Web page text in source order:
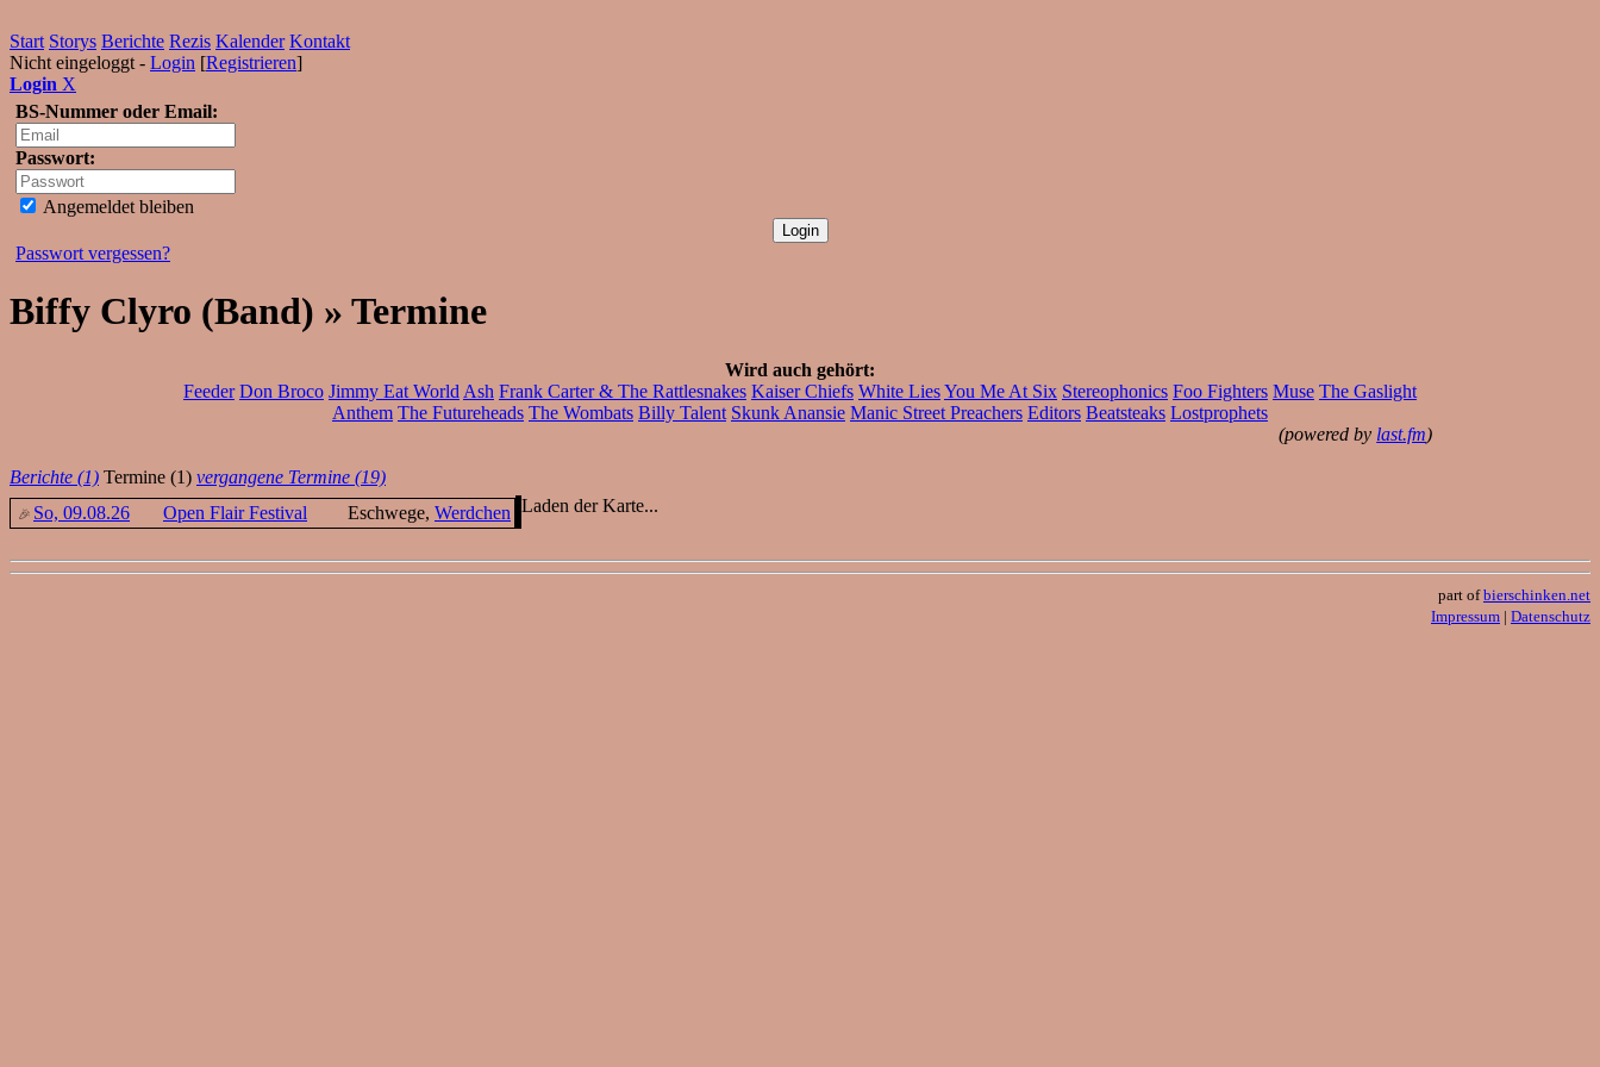
Start Storys Berichte Rezis Kalender Kontakt
Nicht eingeloggt - Login [Registrieren]
Login X
BS-Nummer oder Email:
Passwort:
Angemeldet bleiben
Passwort vergessen?
Biffy Clyro (Band) » Termine
Wird auch gehört:
Feeder Don Broco Jimmy Eat World Ash Frank Carter & The Rattlesnakes Kaiser Chiefs White LiesYou Me At Six Stereophonics Foo Fighters Muse The Gaslight
Anthem The Futureheads The Wombats Billy Talent Skunk Anansie Manic Street Preachers Editors Beatsteaks Lostprophets
(powered by last.fm)
Berichte (1) Termine (1) vergangene Termine (19)
So, 09.08.26
Open Flair Festival Eschwege, Werdchen Laden der Karte...
part ofbierschinken.net
Impressum | Datenschutz